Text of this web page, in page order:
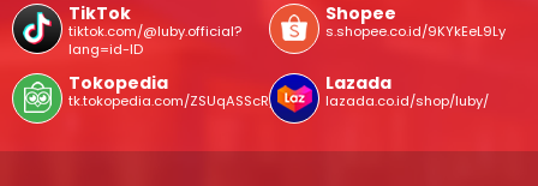
TikTok
tiktok.com/@luby.official?
lang=id-ID
Shopee
s.shopee.co.id/9KYkEeL9Ly
Tokopedia
tk.tokopedia.com/ZSUqASScR/
Lazada
lazada.co.id/shop/luby/